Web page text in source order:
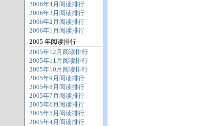
2006年4月阅读排行
2006年3月阅读排行
2006年2月阅读排行
2006年1月阅读排行
2005 年阅读排行
2005年12月阅读排行
2005年11月阅读排行
2005年10月阅读排行
2005年9月阅读排行
2005年8月阅读排行
2005年7月阅读排行
2005年6月阅读排行
2005年5月阅读排行
2005年4月阅读排行